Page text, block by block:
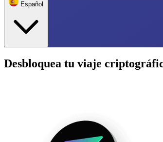
Español
Desbloquea tu viaje